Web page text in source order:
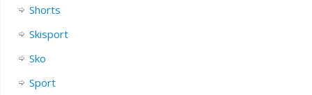
Shorts
Skisport
Sko
Sport